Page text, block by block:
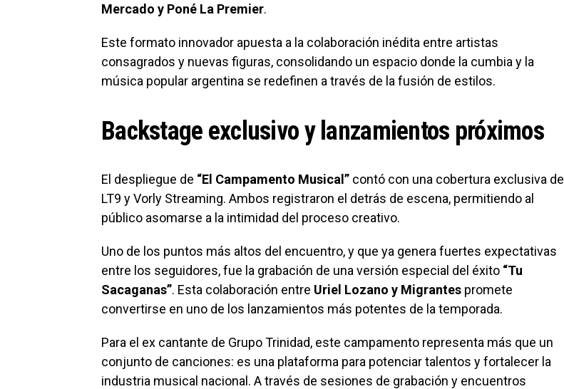
Mercado y Poné La Premier.
Este formato innovador apuesta a la colaboración inédita entre artistas
consagrados y nuevas figuras, consolidando un espacio donde la cumbia y la
música popular argentina se redefinen a través de la fusión de estilos.
Backstage exclusivo y lanzamientos próximos
El despliegue de “El Campamento Musical” contó con una cobertura exclusiva de
LT9 y Vorly Streaming. Ambos registraron el detrás de escena, permitiendo al
público asomarse a la intimidad del proceso creativo.
Uno de los puntos más altos del encuentro, y que ya genera fuertes expectativas
entre los seguidores, fue la grabación de una versión especial del éxito “Tu
Sacaganas”. Esta colaboración entre Uriel Lozano y Migrantes promete
convertirse en uno de los lanzamientos más potentes de la temporada.
Para el ex cantante de Grupo Trinidad, este campamento representa más que un
conjunto de canciones: es una plataforma para potenciar talentos y fortalecer la
industria musical nacional. A través de sesiones de grabación y encuentros